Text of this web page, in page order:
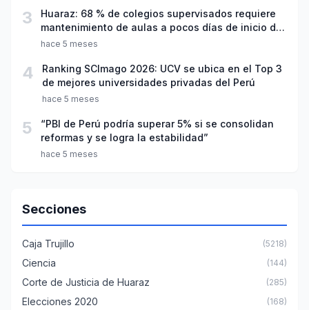
3
Huaraz: 68 % de colegios supervisados requiere
mantenimiento de aulas a pocos días de inicio del
año escolar 2026
hace 5 meses
4
Ranking SCImago 2026: UCV se ubica en el Top 3
de mejores universidades privadas del Perú
hace 5 meses
5
“PBI de Perú podría superar 5% si se consolidan
reformas y se logra la estabilidad”
hace 5 meses
Secciones
Caja Trujillo (5218)
Ciencia (144)
Corte de Justicia de Huaraz (285)
Elecciones 2020 (168)